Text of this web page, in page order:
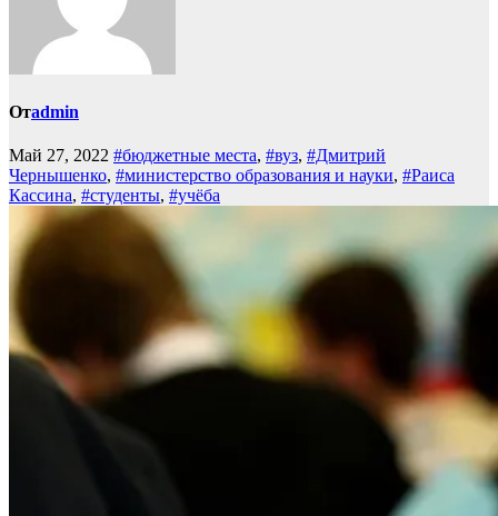
Отadmin
Май 27, 2022 #бюджетные места, #вуз, #Дмитрий
Чернышенко, #министерство образования и науки, #Раиса
Кассина, #студенты, #учёба